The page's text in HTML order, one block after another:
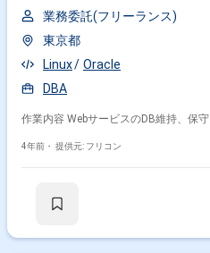
業務委託(フリーランス)
東京都
Linux
Oracle
DBA
作業内容 WebサービスのDB維持、保守
4年前・ 提供元: フリコン
特徴で絞り込む
Oracle × 副業
その他の条件で検索する
その他開発言語・スキルから探す
その他の職種から探す